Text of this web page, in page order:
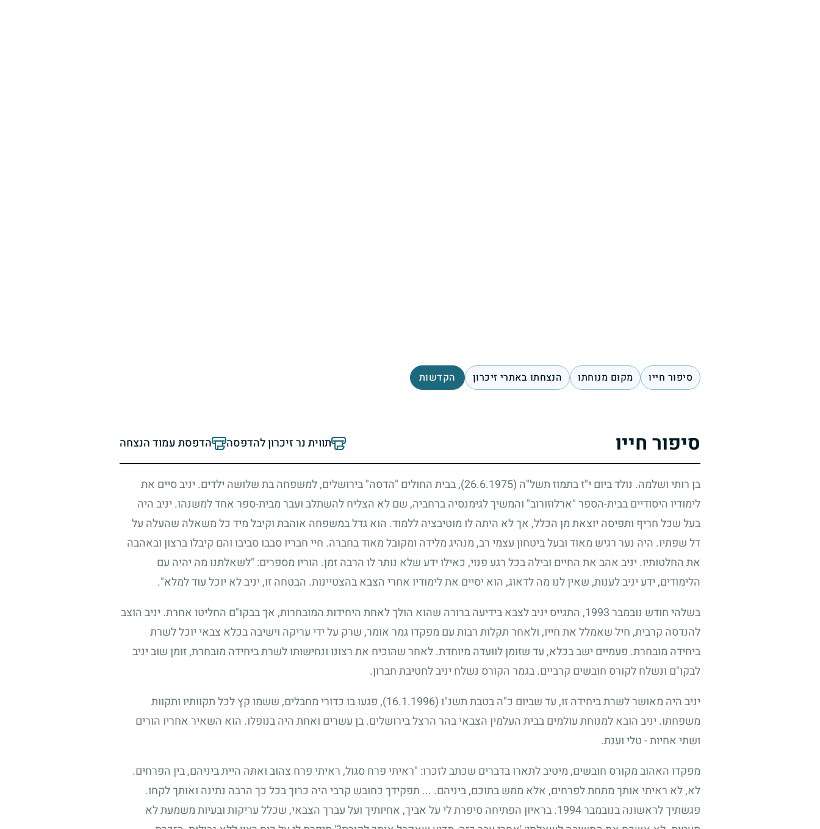
סיפור חייו מקום מנוחתו הנצחתו באתרי זיכרון הקדשות
סיפור חייו תווית נר זיכרון להדפסה הדפסת עמוד הנצחה
בן רותי ושלמה. נולד ביום י"ז בתמוז תשל"ה (26.6.1975)
, בבית החולים "הדסה" בירושלים, למשפחה בת שלושה ילדים. יניב סיים את
לימודיו היסודיים בבית-הספר "ארלוזורוב" והמשיך לגימנסיה ברחביה, שם לא הצליח להשתלב ועבר מבית-ספר אחד למשנהו. יניב היה
בעל שכל חריף ותפיסה יוצאת מן הכלל, אך לא היתה לו מוטיבציה ללמוד. הוא גדל במשפחה אוהבת וקיבל מיד כל משאלה שהעלה על
דל שפתיו. היה נער רגיש מאוד ובעל ביטחון עצמי רב, מנהיג מלידה ומקובל מאוד בחברה. חיי חבריו סבבו סביבו והם קיבלו ברצון ובאהבה
את החלטותיו. יניב אהב את החיים ובילה בכל רגע פנוי, כאילו ידע שלא נותר לו הרבה זמן. הוריו מספרים: "לשאלתנו מה יהיה עם
הלימודים, ידע יניב לענות, שאין לנו מה לדאוג, הוא יסיים את לימודיו אחרי הצבא בהצטיינות. הבטחה זו, יניב לא יוכל עוד למלא".
בשלהי חודש נובמבר1993, התגייס יניב לצבא בידיעה ברורה שהוא הולך לאחת היחידות המובחרות, אך בבקו"ם החליטו אחרת. יניב הוצב
להנדסה קרבית, חיל שאמלל את חייו, ולאחר תקלות רבות עם מפקדו גמר אומר, שרק על ידי עריקה וישיבה בכלא צבאי יוכל לשרת
ביחידה מובחרת. פעמיים ישב בכלא, עד שזומן לוועדה מיוחדת. לאחר שהוכיח את רצונו ונחישותו לשרת ביחידה מובחרת, זומן שוב יניב
לבקו"ם ונשלח לקורס חובשים קרביים. בגמר הקורס נשלח יניב לחטיבת חברון.
יניב היה מאושר לשרת ביחידה זו, עד שביום כ"ה בטבת תשנ"ו (16.1.1996)
, פגעו בו כדורי מחבלים, ששמו קץ לכל תקוותיו ותקוות
משפחתו. יניב הובא למנוחת עולמים בבית העלמין הצבאי בהר הרצל בירושלים. בן עשרים ואחת היה בנופלו. הוא השאיר אחריו הורים
ושתי אחיות - טלי וענת.
מפקדו האהוב מקורס חובשים, מיטיב לתארו בדברים שכתב לזכרו: "ראיתי פרח סגול, ראיתי פרח צהוב ואתה היית ביניהם, בין הפרחים.
לא, לא ראיתי אותך מתחת לפרחים, אלא ממש בתוכם, ביניהם. ... תפקידך כחובש קרבי היה כרוך בכל כך הרבה נתינה ואותך לקחו.
פגשתיך לראשונה בנובמבר1994. בראיון הפתיחה סיפרת לי על אביך, אחיותיך ועל עברך הצבאי, שכלל עריקות ובעיות משמעת לא